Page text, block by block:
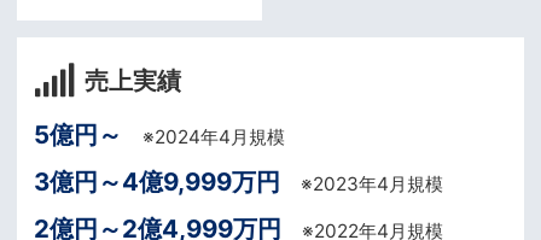
売上実績
5億円～ ※2024年4月規模
3億円～4億9,999万円 ※2023年4月規模
2億円～2億4,999万円 ※2022年4月規模